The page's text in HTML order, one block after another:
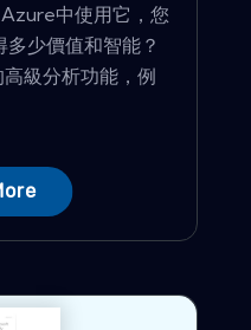
中使用它，您
少價值和智能？
級分析功能，例